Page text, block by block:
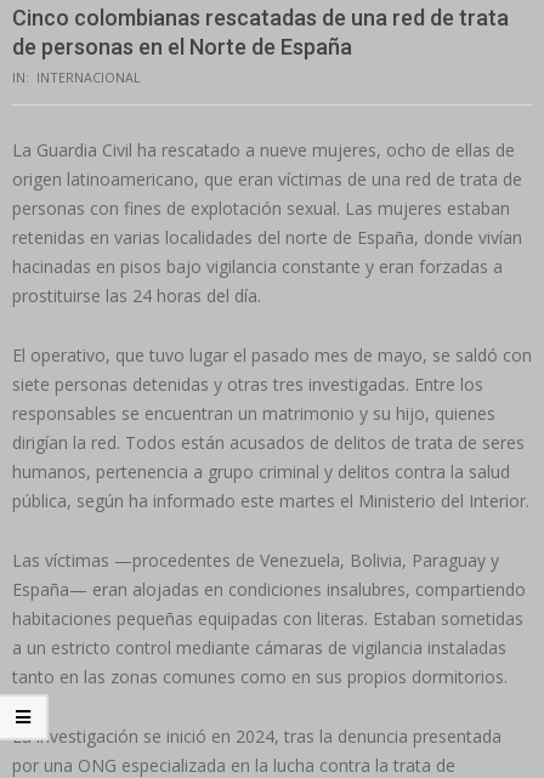
Cinco colombianas rescatadas de una red de trata
de personas en el Norte de España
IN: INTERNACIONAL
La Guardia Civil ha rescatado a nueve mujeres, ocho de ellas de
origen latinoamericano, que eran víctimas de una red de trata de
personas con fines de explotación sexual. Las mujeres estaban
retenidas en varias localidades del norte de España, donde vivían
hacinadas en pisos bajo vigilancia constante y eran forzadas a
prostituirse las 24 horas del día.
El operativo, que tuvo lugar el pasado mes de mayo, se saldó con
siete personas detenidas y otras tres investigadas. Entre los
responsables se encuentran un matrimonio y su hijo, quienes
dirigían la red. Todos están acusados de delitos de trata de seres
humanos, pertenencia a grupo criminal y delitos contra la salud
pública, según ha informado este martes el Ministerio del Interior.
Las víctimas —procedentes de Venezuela, Bolivia, Paraguay y
España— eran alojadas en condiciones insalubres, compartiendo
habitaciones pequeñas equipadas con literas. Estaban sometidas
a un estricto control mediante cámaras de vigilancia instaladas
tanto en las zonas comunes como en sus propios dormitorios.
La investigación se inició en 2024, tras la denuncia presentada
por una ONG especializada en la lucha contra la trata de